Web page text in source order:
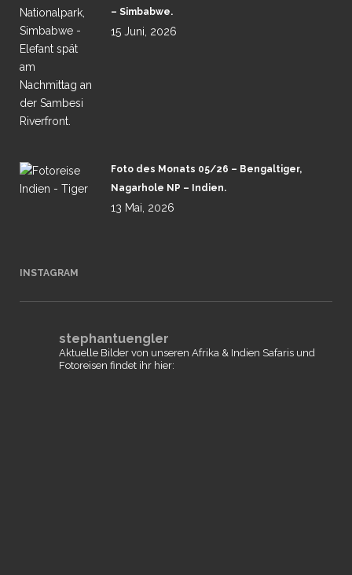
– Simbabwe.
15 Juni, 2026
Foto des Monats 05/26 – Bengaltiger,
Nagarhole NP – Indien.
13 Mai, 2026
INSTAGRAM
stephantuengler
Aktuelle Bilder von unseren Afrika & Indien Safaris und
Fotoreisen findet ihr hier: